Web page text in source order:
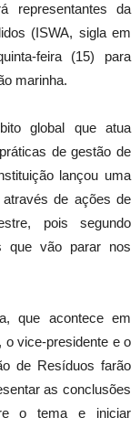
representantes da
(ISWA, sigla em
feira (15) para
marinha.
global que atua
de gestão de
lançou uma
de ações de
pois segundo
que vão parar nos
que acontece em
o vice-presidente e o
de Resíduos farão
as conclusões
o tema e iniciar